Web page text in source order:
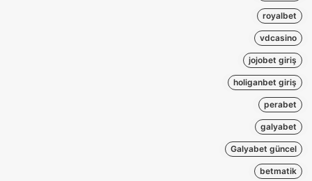
royalbet
vdcasino
jojobet giriş
holiganbet giriş
perabet
galyabet
Galyabet güncel
betmatik